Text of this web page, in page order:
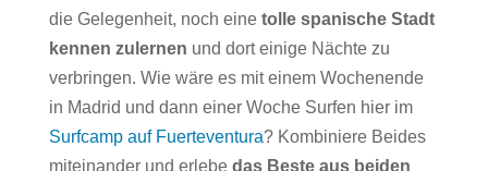
die Gelegenheit, noch eine tolle spanische Stadt
kennen zulernen und dort einige Nächte zu
verbringen. Wie wäre es mit einem Wochenende
in Madrid und dann einer Woche Surfen hier im
Surfcamp auf Fuerteventura? Kombiniere Beides
miteinander und erlebe das Beste aus beiden